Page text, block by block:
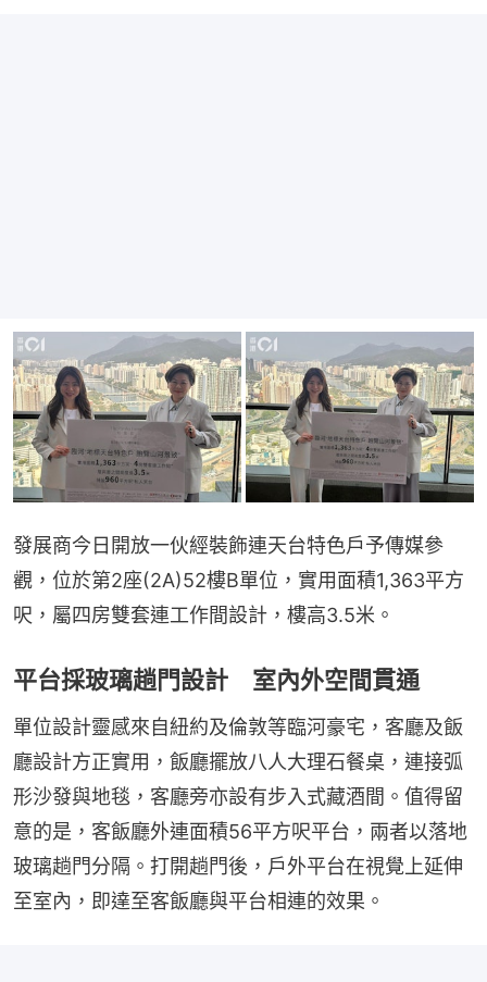
發展商今日開放一伙經裝飾連天台特色戶予傳媒參
觀，位於第2座(2A)52樓B單位，實用面積1,363平方
呎，屬四房雙套連工作間設計，樓高3.5米。
平台採玻璃趟門設計 室內外空間貫通
單位設計靈感來自紐約及倫敦等臨河豪宅，客廳及飯
廳設計方正實用，飯廳擺放八人大理石餐桌，連接弧
形沙發與地毯，客廳旁亦設有步入式藏酒間。值得留
意的是，客飯廳外連面積56平方呎平台，兩者以落地
玻璃趟門分隔。打開趟門後，戶外平台在視覺上延伸
至室內，即達至客飯廳與平台相連的效果。